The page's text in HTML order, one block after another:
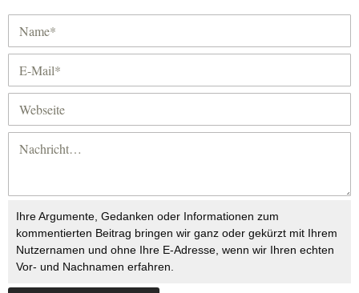
Ihre Argumente, Gedanken oder Informationen zum
kommentierten Beitrag bringen wir ganz oder gekürzt mit Ihrem
Nutzernamen und ohne Ihre E-Adresse, wenn wir Ihren echten
Vor- und Nachnamen erfahren.